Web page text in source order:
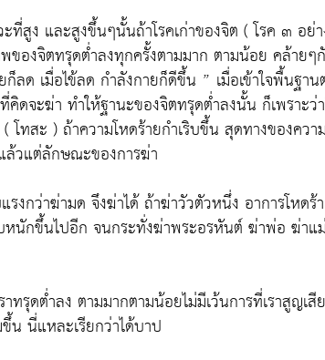
สูง และสูงขึ้นๆนั้นถ้าโรคเก่าของจิต ( โรค ๓ อย่
ของจิตทรุดต่ำลงทุกครั้งตามมาก ตามน้อย คล้ายๆ
ลด เมื่อไข้ลด กำลังกายก็ดีขึ้น ” เมื่อเข้าใจพื้นฐาน
ดจะฆ่า ทำให้ฐานะของจิตทรุดต่ำลงนั้น ก็เพราะว่
โทสะ ) ถ้าความโหดร้ายกำเริบขึ้น สุดทางของความ
ล้วแต่ลักษณะของการฆ่า
งกว่าฆ่ามด จึงฆ่าได้ ถ้าฆ่าวัวตัวหนึ่ง อาการโหดร้
หนักขึ้นไปอีก จนกระทั่งฆ่าพระอรหันต์ ฆ่าพ่อ ฆ่าแม่
ทรุดต่ำลง ตามมากตามน้อยไม่มีเว้นการที่เราสูญเสีย
น นี่แหละเรียกว่าได้บาป